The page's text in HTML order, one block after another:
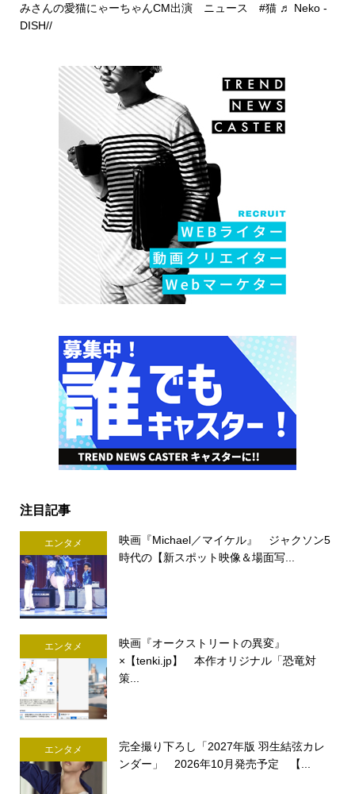
みさんの愛猫にゃーちゃんCM出演 ニュース #猫 ♬ Neko -
DISH//
注目記事
エンタメ
映画『Michael／マイケル』 ジャクソン5
時代の【新スポット映像＆場面写...
エンタメ
映画『オークストリートの異変』
×【tenki.jp】 本作オリジナル「恐竜対
策...
エンタメ
完全撮り下ろし「2027年版 羽生結弦カレ
ンダー」 2026年10月発売予定 【...